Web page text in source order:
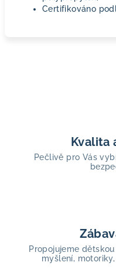
Certifikováno
Kvalita
Pečlivě pro Vás
Propojujeme
myšlení,